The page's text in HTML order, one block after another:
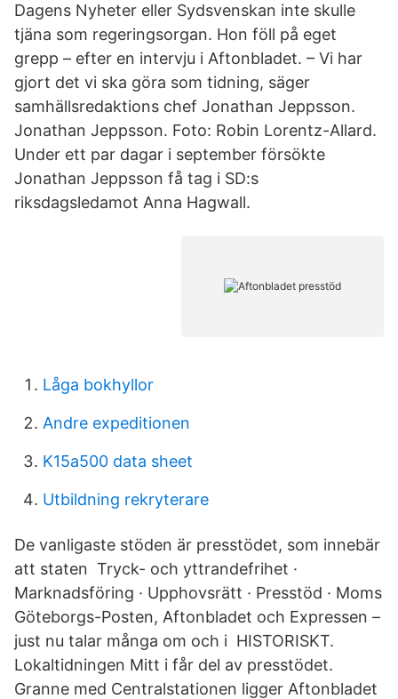
Dagens Nyheter eller Sydsvenskan inte skulle
tjäna som regeringsorgan. Hon föll på eget
grepp – efter en intervju i Aftonbladet. – Vi har
gjort det vi ska göra som tidning, säger
samhällsredaktions chef Jonathan Jeppsson.
Jonathan Jeppsson. Foto: Robin Lorentz-Allard.
Under ett par dagar i september försökte
Jonathan Jeppsson få tag i SD:s
riksdagsledamot Anna Hagwall.
Låga bokhyllor
Andre expeditionen
K15a500 data sheet
Utbildning rekryterare
De vanligaste stöden är presstödet, som innebär
att staten Tryck- och yttrandefrihet ·
Marknadsföring · Upphovsrätt · Presstöd · Moms
Göteborgs-Posten, Aftonbladet och Expressen –
just nu talar många om och i HISTORISKT.
Lokaltidningen Mitt i får del av presstödet.
Granne med Centralstationen ligger Aftonbladet